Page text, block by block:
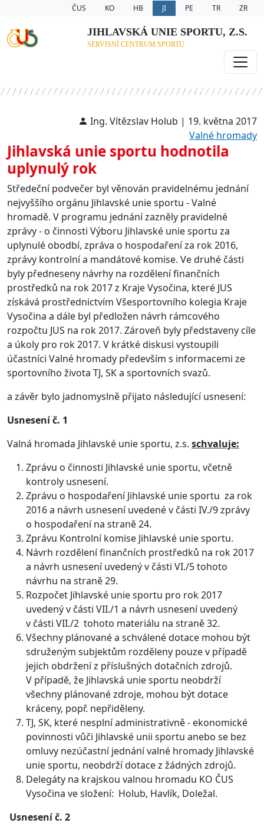
ČUS KO HB JI PE TR ZR
JIHLAVSKÁ UNIE SPORTU, Z.S.
SERVISNÍ CENTRUM SPORTU
Ing. Vítězslav Holub | 19. května 2017
Valné hromady
Jihlavská unie sportu hodnotila
uplynulý rok
Středeční podvečer byl věnován pravidelnému jednání
nejvyššího orgánu Jihlavské unie sportu - Valné
hromadě. V programu jednání zazněly pravidelné
zprávy - o činnosti Výboru Jihlavské unie sportu za
uplynulé obodbí, zpráva o hospodaření za rok 2016,
zprávy kontrolní a mandátové komise. Ve druhé části
byly předneseny návrhy na rozdělení finančních
prostředků na rok 2017 z Kraje Vysočina, které JUS
získává prostřednictvím Všesportovního kolegia Kraje
Vysočina a dále byl předložen návrh rámcového
rozpočtu JUS na rok 2017. Zároveň byly představeny cíle
a úkoly pro rok 2017. V krátké diskusi vystoupili
účastníci Valné hromady především s informacemi ze
sportovního života TJ, SK a sportovních svazů.
a závěr bylo jadnomyslně přijato následující usnesení:
Usnesení č. 1
Valná hromada Jihlavské unie sportu, z.s. schvaluje:
Zprávu o činnosti Jihlavské unie sportu, včetně
kontroly usnesení.
Zprávu o hospodaření Jihlavské unie sportu za rok
2016 a návrh usnesení uvedené v části IV./9 zprávy
o hospodaření na straně 24.
Zprávu Kontrolní komise Jihlavské unie sportu.
Návrh rozdělení finančních prostředků na rok 2017
a návrh usnesení uvedený v části VI./5 tohoto
návrhu na straně 29.
Rozpočet Jihlavské unie sportu pro rok 2017
uvedený v části VII./1 a návrh usnesení uvedený
v části VII./2 tohoto materiálu na straně 32.
Všechny plánované a schválené dotace mohou být
sdruženým subjektům rozděleny pouze v případě
jejich obdržení z příslušných dotačních zdrojů.
V případě, že Jihlavská unie sportu neobdrží
všechny plánované zdroje, mohou být dotace
kráceny, popř. nepřiděleny.
TJ, SK, které nesplní administrativně - ekonomické
povinnosti vůči Jihlavské unii sportu anebo se bez
omluvy nezúčastní jednání valné hromady Jihlavské
unie sportu, neobdrží dotace z žádných zdrojů.
Delegáty na krajskou valnou hromadu KO ČUS
Vysočina ve složení: Holub, Havlík, Doležal.
Usnesení č. 2